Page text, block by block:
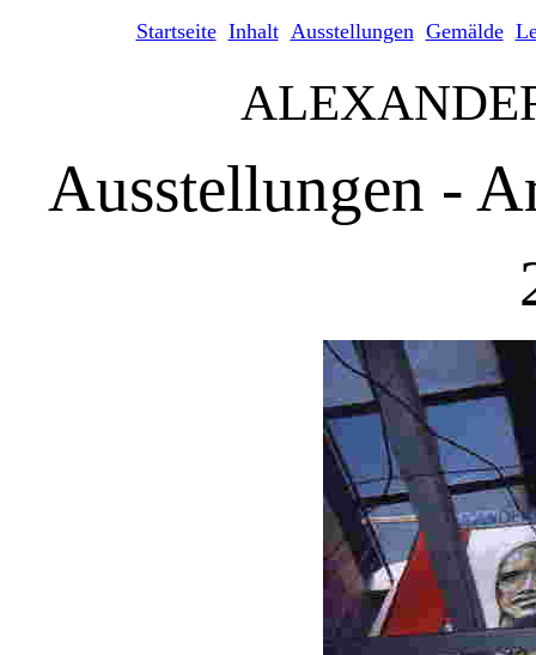
Startseite Inhalt Ausstellungen Gemälde
Ausstellungen -